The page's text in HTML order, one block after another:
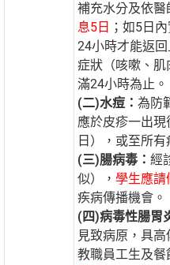
補充水分及依
息5日 ；如5日
24小時才能返
症狀（咳嗽、
滿24小時為止。
(二)水痘：為防
應於皮疹一出
日），或至所
(三)腸病毒：經
似），學生應請
疾病傳播機會。
(四)病毒性腸胃
見致病原，具
教職員工生及餐